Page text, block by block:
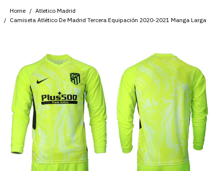
Home
Atletico Madrid
Camiseta Atlético De Madrid Tercera Equipación 2020-2021 Manga Larga